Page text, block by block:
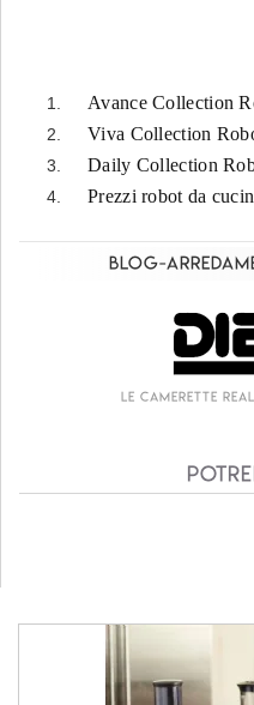
Avance Collection
Viva Collection
Daily Collection
Prezzi robot da
Blog-
Le camerette